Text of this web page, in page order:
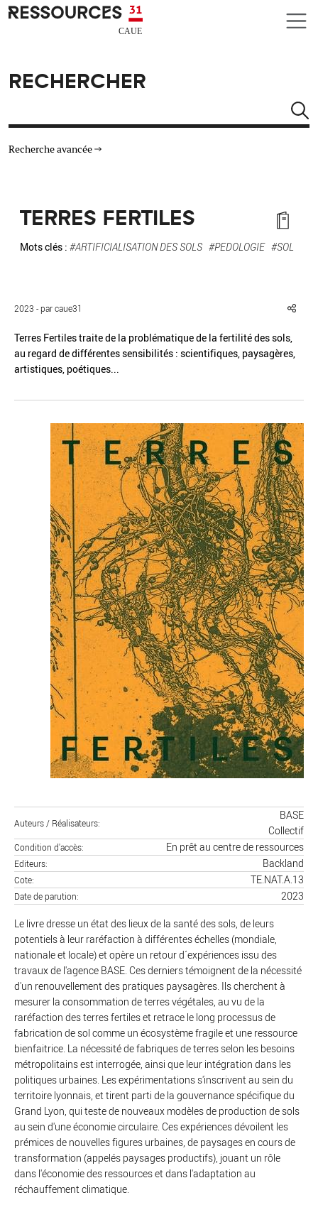
Aller au contenu principal
CAUE RESSOURCES 31
RECHERCHER
Recherche avancée
TYPE DE RESSOURCES
AUTRES CRITÈRES
TERRES FERTILES
Mots clés : #ARTIFICIALISATION DES SOLS #PEDOLOGIE #SOL
2023 - par caue31
Terres Fertiles traite de la problématique de la fertilité des sols,
au regard de différentes sensibilités : scientifiques, paysagères,
artistiques, poétiques...
Auteurs / Réalisateurs
BASE
Collectif
Condition d'accès En prêt au centre de ressources
Editeurs Backland
Cote TE.NAT.A.13
Date de parution 2023
Le livre dresse un état des lieux de la santé des sols, de leurs
potentiels à leur raréfaction à différentes échelles (mondiale,
nationale et locale) et opère un retour d´expériences issu des
travaux de l'agence BASE. Ces derniers témoignent de la nécessité
d'un renouvellement des pratiques paysagères. Ils cherchent à
mesurer la consommation de terres végétales, au vu de la
raréfaction des terres fertiles et retrace le long processus de
fabrication de sol comme un écosystème fragile et une ressource
bienfaitrice. La nécessité de fabriques de terres selon les besoins
métropolitains est interrogée, ainsi que leur intégration dans les
politiques urbaines. Les expérimentations s'inscrivent au sein du
territoire lyonnais, et tirent parti de la gouvernance spécifique du
Grand Lyon, qui teste de nouveaux modèles de production de sols
au sein d'une économie circulaire. Ces expériences dévoilent les
prémices de nouvelles figures urbaines, de paysages en cours de
transformation (appelés paysages productifs), jouant un rôle
dans l'économie des ressources et dans l'adaptation au
réchauffement climatique.